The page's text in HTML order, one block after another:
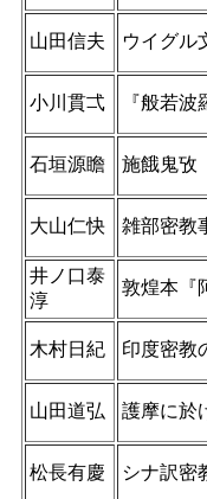
山田信夫 ウイグル
小川貫弌 『般若
石垣源瞻 施餓鬼攷
大山仁快 雑部密教
井ノ口泰
淳
敦煌本『
木村日紀 印度密教
山田道弘 護摩に於
松長有慶 シナ訳密